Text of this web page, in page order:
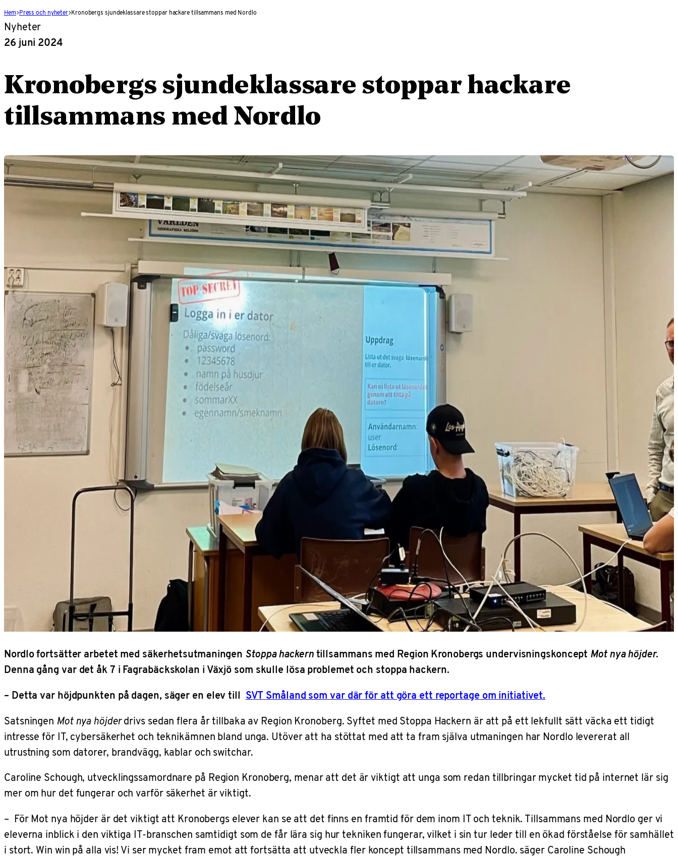
Hem Press och nyheter Kronobergs sjundeklassare stoppar hackare tillsammans med Nordlo
Nyheter
26 juni 2024
Kronobergs sjundeklassare stoppar hackare
tillsammans med Nordlo
Nordlo fortsätter arbetet med säkerhetsutmaningen Stoppa hackerntillsammans med Region Kronobergs undervisningskoncept Mot nya höjder.
Denna gång var det åk 7 i Fagrabäckskolan i Växjö som skulle lösa problemet och stoppa hackern.
– Detta var höjdpunkten på dagen, säger en elev till SVT Småland som var där för att göra ett reportage om initiativet.
Satsningen Mot nya höjderdrivs sedan flera år tillbaka av Region Kronoberg. Syftet med Stoppa Hackern är att på ett lekfullt sätt väcka ett tidigt
intresse för IT, cybersäkerhet och teknikämnen bland unga. Utöver att ha stöttat med att ta fram själva utmaningen har Nordlo levererat all
utrustning som datorer, brandvägg, kablar och switchar.
Caroline Schough, utvecklingssamordnare på Region Kronoberg, menar att det är viktigt att unga som redan tillbringar mycket tid på internet lär sig
mer om hur det fungerar och varför säkerhet är viktigt.
– För Mot nya höjder är det viktigt att Kronobergs elever kan se att det finns en framtid för dem inom IT och teknik. Tillsammans med Nordlo ger vi
eleverna inblick i den viktiga IT-branschen samtidigt som de får lära sig hur tekniken fungerar, vilket i sin tur leder till en ökad förståelse för samhället
i stort. Win win på alla vis! Vi ser mycket fram emot att fortsätta att utveckla fler koncept tillsammans med Nordlo. säger Caroline Schough